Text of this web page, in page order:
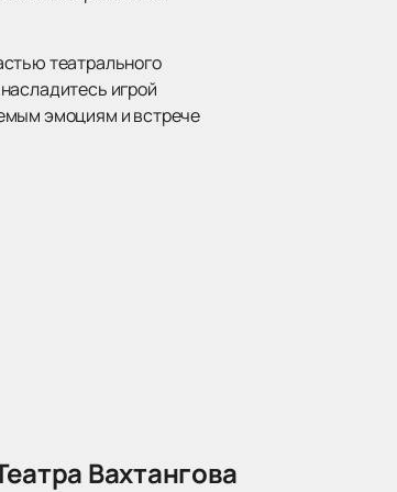
театрального
игрой
эмоциям и встрече
Вахтангова